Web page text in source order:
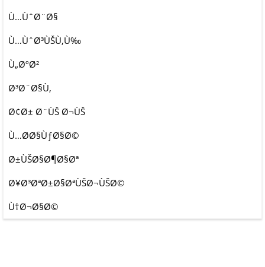
Ù…ÙˆØ¨Ø§
Ù…ÙˆØ³ÙŠÙ‚Ù‰
Ù„ØºØ²
Ø³Ø¨Ø§Ù‚
Ø¢Ø± Ø¨ÙŠ Ø¬ÙŠ
Ù…Ø­Ø§ÙƒØ§Ø©
Ø±ÙŠØ§Ø¶Ø§Øª
Ø¥Ø³ØªØ±Ø§ØªÙŠØ¬ÙŠØ©
Ù†Ø¬Ø§Ø©